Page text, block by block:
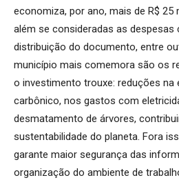
economiza, por ano, mais de R$ 25
além se consideradas as despesas
distribuição do documento, entre
município mais comemora são os
o investimento trouxe: reduções na
carbônico, nos gastos com
desmatamento de árvores,
sustentabilidade do planeta. Fora
garante maior segurança das
organização do ambiente de